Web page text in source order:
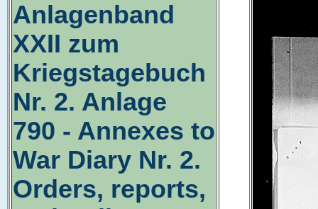
Anlagenband
XXII zum
Kriegstagebuch
Nr. 2. Anlage
790 - Annexes to
War Diary Nr. 2.
Orders, reports,